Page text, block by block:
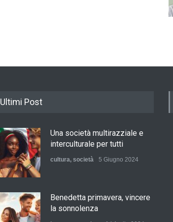
Ultimi Post
Una società multirazziale e
interculturale per tutti
cultura, società 5 Giugno 2024
Benedetta primavera, vincere
la sonnolenza